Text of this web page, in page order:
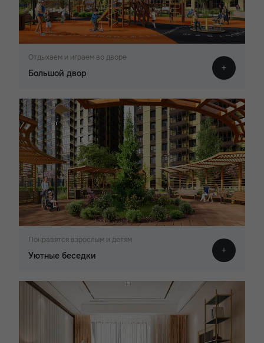
Отдыхаем и играем во дворе
Большой двор
Понравятся взрослым и детям
Уютные беседки